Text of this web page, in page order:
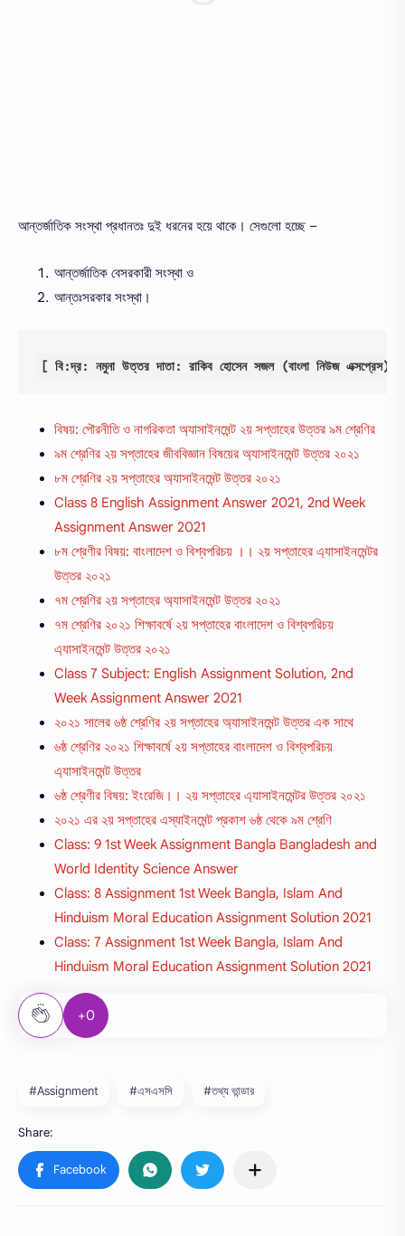
আন্তর্জাতিক সংস্থা প্রধানতঃ দুই ধরনের হয়ে থাকে। সেগুলো হচ্ছে –
আন্তর্জাতিক বেসরকারী সংস্থা ও
আন্তঃসরকার সংস্থা।
[ বি:দ্র: নমুনা উত্তর দাতা: রাকিব হোসেন সজল (বাংলা নিউজ এক্সপ্রেস)]
বিষয়: পৌরনীতি ও নাগরিকতা অ্যাসাইনমেন্ট ২য় সপ্তাহের উত্তর ৯ম শ্রেণির
৯ম শ্রেণির ২য় সপ্তাহের জীববিজ্ঞান বিষয়ের অ্যাসাইনমেন্ট উত্তর ২০২১
৮ম শ্রেণির ২য় সপ্তাহের অ্যাসাইনমেন্ট উত্তর ২০২১
Class 8 English Assignment Answer 2021, 2nd Week
Assignment Answer 2021
৮ম শ্রেণীর বিষয়: বাংলাদেশ ও বিশ্বপরিচয় ।। ২য় সপ্তাহের এ্যাসাইনমেন্টর
উত্তর ২০২১
৭ম শ্রেণির ২য় সপ্তাহের অ্যাসাইনমেন্ট উত্তর ২০২১
৭ম শ্রেণির ২০২১ শিক্ষাবর্ষে ২য় সপ্তাহের বাংলাদেশ ও বিশ্বপরিচয়
এ্যাসাইনমেন্ট উত্তর ২০২১
Class 7 Subject: English Assignment Solution, 2nd
Week Assignment Answer 2021
২০২১ সালের ৬ষ্ঠ শ্রেণির ২য় সপ্তাহের অ্যাসাইনমেন্ট উত্তর এক সাথে
৬ষ্ঠ শ্রেণির ২০২১ শিক্ষাবর্ষে ২য় সপ্তাহের বাংলাদেশ ও বিশ্বপরিচয়
এ্যাসাইনমেন্ট উত্তর
৬ষ্ঠ শ্রেণীর বিষয়: ইংরেজি।। ২য় সপ্তাহের এ্যাসাইনমেন্টর উত্তর ২০২১
২০২১ এর ২য় সপ্তাহের এস্যাইনমেন্ট প্রকাশ ৬ষ্ঠ থেকে ৯ম শ্রেণি
Class: 9 1st Week Assignment Bangla Bangladesh and
World Identity Science Answer
Class: 8 Assignment 1st Week Bangla, Islam And
Hinduism Moral Education Assignment Solution 2021
Class: 7 Assignment 1st Week Bangla, Islam And
Hinduism Moral Education Assignment Solution 2021
+0
#Assignment #এসএসসি #তথ্য ভান্ডার